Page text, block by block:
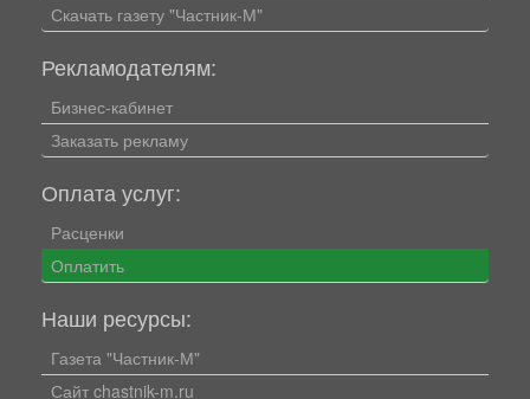
Скачать газету "Частник-М"
Рекламодателям:
Бизнес-кабинет
Заказать рекламу
Оплата услуг:
Расценки
Оплатить
Наши ресурсы:
Газета "Частник-М"
Сайт chastnik-m.ru